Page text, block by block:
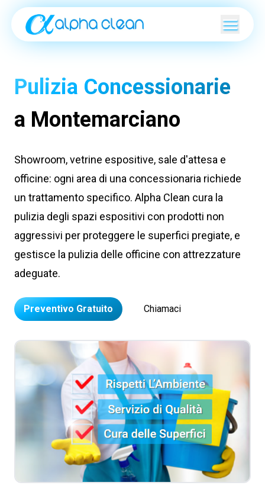
Pulizia Concessionarie
a Montemarciano
Showroom, vetrine espositive, sale d'attesa e
officine: ogni area di una concessionaria richiede
un trattamento specifico. Alpha Clean cura la
pulizia degli spazi espositivi con prodotti non
aggressivi per proteggere le superfici pregiate, e
gestisce la pulizia delle officine con attrezzature
adeguate.
Preventivo Gratuito Chiamaci